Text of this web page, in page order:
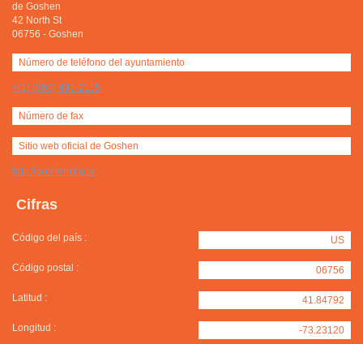
de Goshen
42 North St
06756 - Goshen
Número de teléfono del ayuntamiento
+(1) (860) 491-2115
Número de fax
Sitio web oficial de Goshen
http://goshenct.gov
Cifras
Código del país : US
Código postal : 06756
Latitud : 41.84792
Longitud : -73.23120